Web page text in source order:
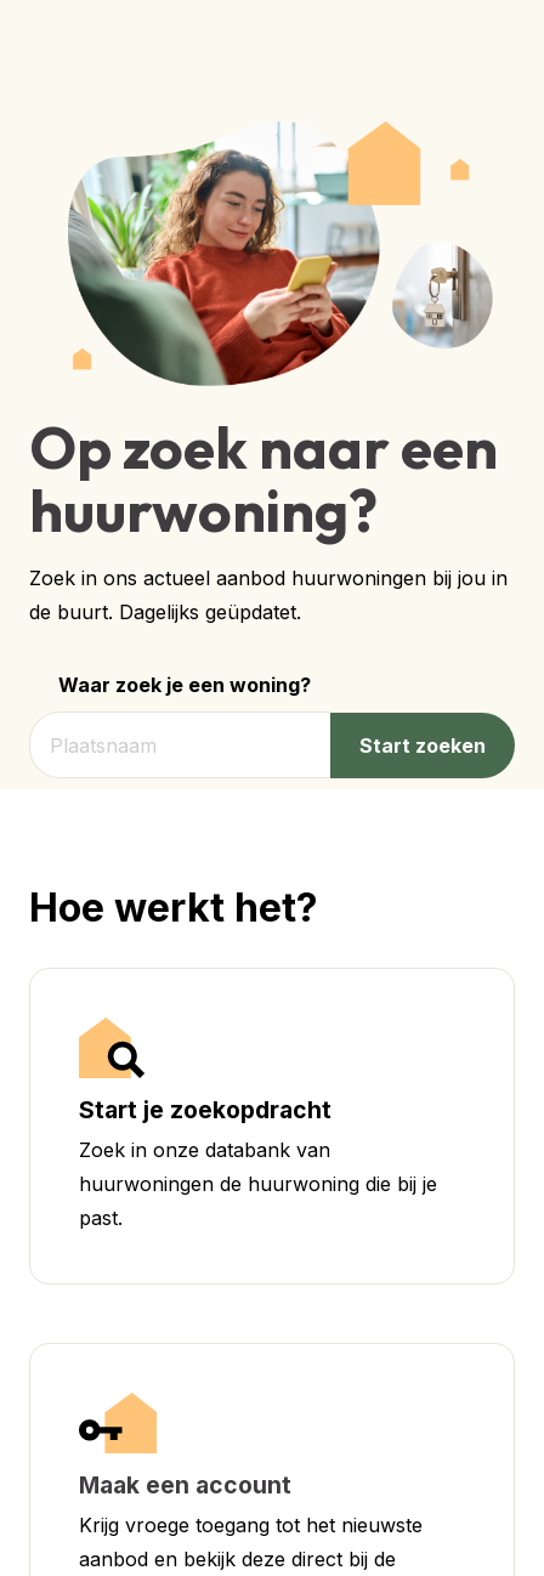
Op zoek naar een
huurwoning?
Zoek in ons actueel aanbod huurwoningen bij jou in
de buurt. Dagelijks geüpdatet.
Waar zoek je een woning?
Start zoeken
Hoe werkt het?
Start je zoekopdracht
Zoek in onze databank van
huurwoningen de huurwoning die bij je
past.
Maak een account
Krijg vroege toegang tot het nieuwste
aanbod en bekijk deze direct bij de